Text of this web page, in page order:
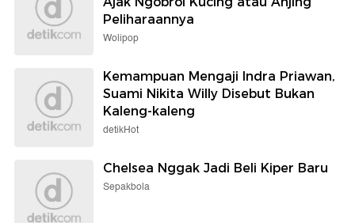
Peliharaannya
Wolipop
Kemampuan Mengaji Indra Priawan,
Suami Nikita Willy Disebut Bukan
Kaleng-kaleng
detikHot
Chelsea Nggak Jadi Beli Kiper Baru
Sepakbola